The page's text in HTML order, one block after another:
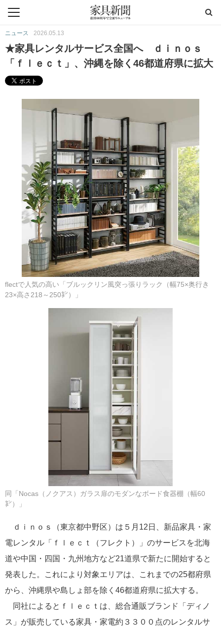
ニュース 2026.05.13
★家具レンタルサービス全国へ ｄｉｎｏｓ
「ｆｌｅｃｔ」、沖縄を除く46都道府県に拡大
flectで人気の高い「ブルックリン風突っ張りラック（幅75×奥行き
23×高さ218～250㌢）」
同「Nocas（ノクアス）ガラス扉のモダンなボード食器棚（幅60
㌢）」
ｄｉｎｏｓ（東京都中野区）は５月12日、新品家具・家
電レンタル「ｆｌｅｃｔ（フレクト）」のサービスを北海
道や中国・四国・九州地方など21道県で新たに開始すると
発表した。これにより対象エリアは、これまでの25都府県
から、沖縄県や島しょ部を除く46都道府県に拡大する。
同社によるとｆｌｅｃｔは、総合通販ブランド「ディノ
ス」が販売している家具・家電約３３００点のレンタルサ